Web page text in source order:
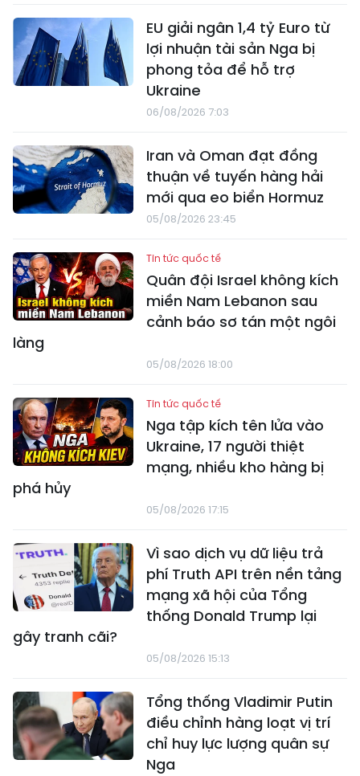
EU giải ngân 1,4 tỷ Euro từ
lợi nhuận tài sản Nga bị
phong tỏa để hỗ trợ
Ukraine
06/08/2026 7:03
Iran và Oman đạt đồng
thuận về tuyến hàng hải
mới qua eo biển Hormuz
05/08/2026 23:45
Tin tức quốc tế
Quân đội Israel không kích
miền Nam Lebanon sau
cảnh báo sơ tán một ngôi
làng
05/08/2026 18:00
Tin tức quốc tế
Nga tập kích tên lửa vào
Ukraine, 17 người thiệt
mạng, nhiều kho hàng bị
phá hủy
05/08/2026 17:15
Vì sao dịch vụ dữ liệu trả
phí Truth API trên nền tảng
mạng xã hội của Tổng
thống Donald Trump lại
gây tranh cãi?
05/08/2026 15:13
Tổng thống Vladimir Putin
điều chỉnh hàng loạt vị trí
chỉ huy lực lượng quân sự
Nga